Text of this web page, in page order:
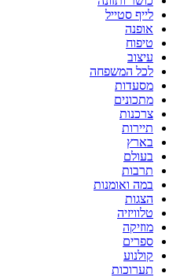
לייף סטייל
אופנה
טיפוח
עיצוב
לכל המשפחה
מסעדות
מתכונים
צרכנות
תיירות
בארץ
בעולם
תרבות
במה ואומנות
הצגות
טלוויזיה
מוזיקה
ספרים
קולנוע
תערוכות